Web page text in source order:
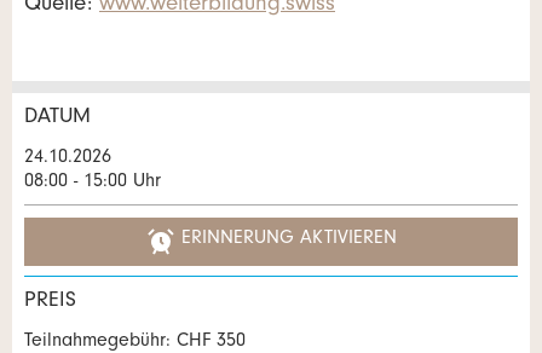
Quelle: www.weiterbildung.swiss
Anzeige beanstanden
Ihr Feedback wird sehr geschätzt!
Allgemeines Feedback
Anzeige nicht mehr gültig
Anzeige unvollständig
Anzeige weiterempfehlen
Empfehlen Sie diese Anzeige an Freunde weiter.
Reservation
Veranstaltungsdatum *:
Anzahl der Teilnehmer *:
DATUM
24.10.2026
08:00 - 15:00 Uhr
ERINNERUNG AKTIVIEREN
PREIS
Teilnahmegebühr: CHF 350